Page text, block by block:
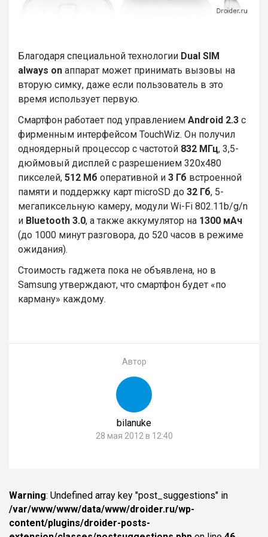
Благодаря специальной технологии Dual SIM
always on аппарат может принимать вызовы на
вторую симку, даже если пользователь в это
время использует первую.
Смартфон работает под управлением Android 2.3 с
фирменным интерфейсом TouchWiz. Он получил
одноядерный процессор с частотой 832 МГц, 3,5-
дюймовый дисплей с разрешением 320х480
пикселей, 512 Мб оперативной и 3 Гб встроенной
памяти и поддержку карт microSD до 32 Гб, 5-
мегапиксельную камеру, модули Wi-Fi 802.11b/g/n
и Bluetooth 3.0, а также аккумулятор на 1300 мАч
(до 1000 минут разговора, до 520 часов в режиме
ожидания).
Стоимость гаджета пока не объявлена, но в
Samsung утверждают, что смартфон будет «по
карману» каждому.
Автор
bilanuke
28 мая 2012 в 12:40
Warning: Undefined array key "post_suggestions" in
/var/www/www/data/www/droider.ru/wp-
content/plugins/droider-posts-